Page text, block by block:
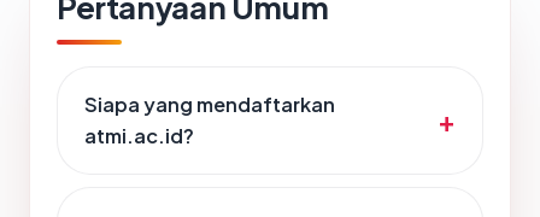
Siapa yang mendaftarkan
atmi.ac.id?